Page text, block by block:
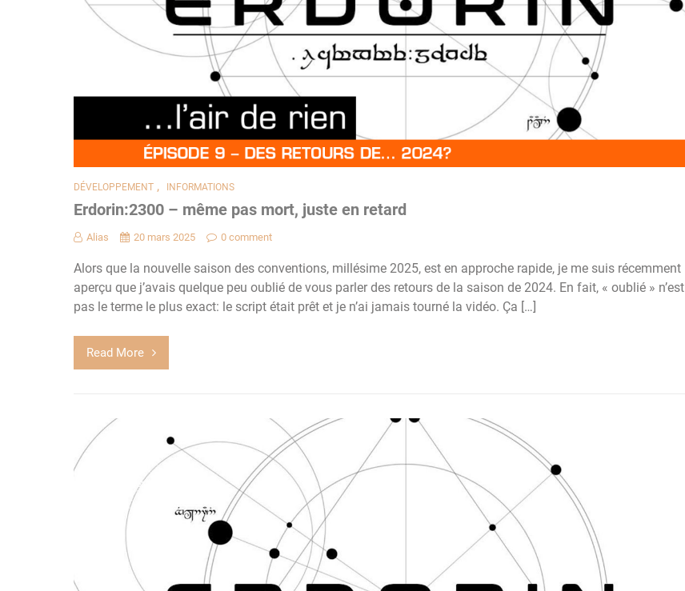
DÉVELOPPEMENT , INFORMATIONS
Erdorin:2300 – même pas mort, juste en retard
Alias 20 mars 2025 0 comment
Alors que la nouvelle saison des conventions, millésime 2025, est en approche rapide, je me suis récemment
aperçu que j’avais quelque peu oublié de vous parler des retours de la saison de 2024. En fait, « oublié » n’est
pas le terme le plus exact: le script était prêt et je n’ai jamais tourné la vidéo. Ça […]
Read More